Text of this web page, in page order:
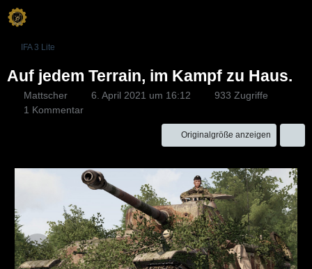
IFA 3 Lite
Auf jedem Terrain, im Kampf zu Haus.
Mattscher 6. April 2021 um 16:12
933 Zugriffe
1 Kommentar
Originalgröße anzeigen